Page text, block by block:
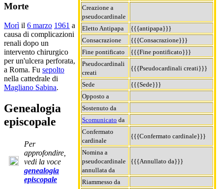
Creazione a
pseudocardinale
Eletto Antipapa
{{{antipapa}}}
Consacrazione
{{{Consacrazione}}}
Fine pontificato
{{{Fine pontificato}}}
Pseudocardinali
creati
{{{Pseudocardinali creati}}}
Sede
{{{Sede}}}
Opposto a
Sostenuto da
Scomunicato da
Confermato
cardinale
{{{Confermato cardinale}}}
Nomina a
pseudocardinale
annullata da
{{{Annullato da}}}
Riammesso da
Morte
Morì il 6 marzo 1961 a
causa di complicazioni
renali dopo un
intervento chirurgico
per un'ulcera perforata,
a Roma. Fu sepolto
nella cattedrale di
Magliano Sabina.
Genealogia
episcopale
Per
approfondire,
vedi la voce
genealogia
episcopale